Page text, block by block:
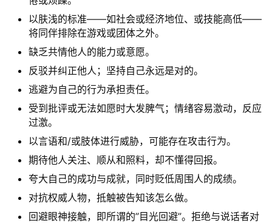
以肤浅的标准——如社会或经济地位、或技能高低——
将同伴排除在游戏或团体之外。
缺乏共情他人的能力或意愿。
反驳并纠正他人；坚持自己永远是对的。
逃避为自己的行为承担责任。
受到批评或无法如愿时大发脾气；情绪容易激动，反应
过激。
以言语和/或肢体进行威胁，可能存在攻击行为。
期待他人关注、顺从和照料，却不懂得回报。
夸大自己的成功与成就，同时贬低周围人的成绩。
对抗权威人物，抵触被告知该怎么做。
回避眼神接触，即所谓的”目光回避”。拒绝与说话者对